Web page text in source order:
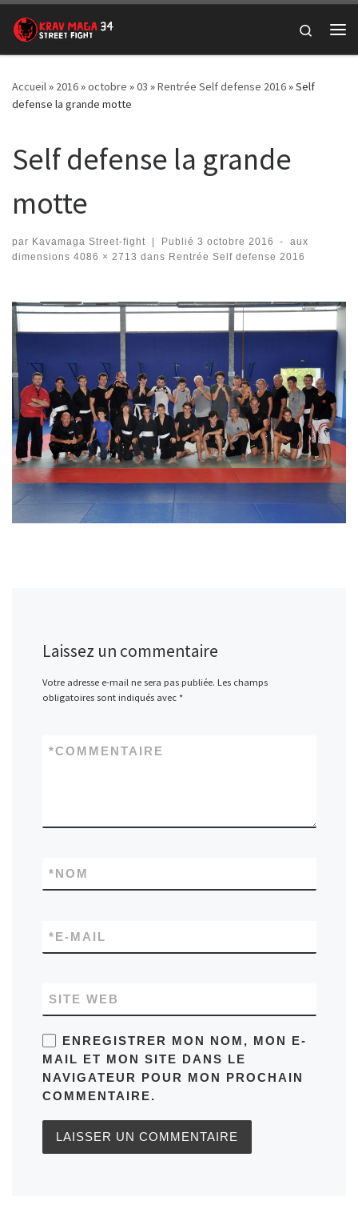
Passer au contenu
Search
Accueil» 2016»octobre »03 »Rentrée Self defense 2016»Self
defense la grande motte
Self defense la grande
motte
par Kavamaga Street-fight | Publié 3 octobre 2016 -
aux
dimensions 4086 × 2713 dans Rentrée Self defense 2016
Navigation des images
Laissez un commentaire
Votre adresse e-mail ne sera pas publiée. Les champs
obligatoires sont indiqués avec *
COMMENTAIRE
*
NOM
*
E-MAIL
*
SITE WEB
ENREGISTRER MON NOM, MON E-
MAIL ET MON SITE DANS LE
NAVIGATEUR POUR MON PROCHAIN
COMMENTAIRE.